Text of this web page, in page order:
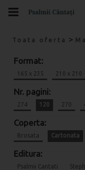
Toata oferta >
Format:
165 x 235 210 x 210
Nr. pagini:
274 120 270
Coperta:
Brosata Cartonata
Editura:
Psalmii Cantati